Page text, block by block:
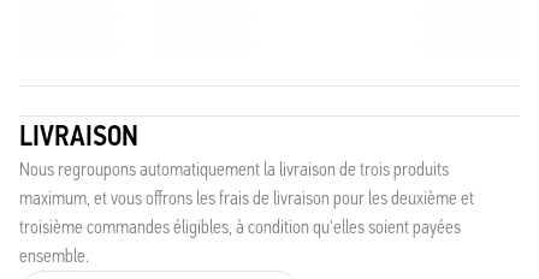
LIVRAISON
Nous regroupons automatiquement la livraison de trois produits
maximum, et vous offrons les frais de livraison pour les deuxième et
troisième commandes éligibles, à condition qu'elles soient payées
ensemble.